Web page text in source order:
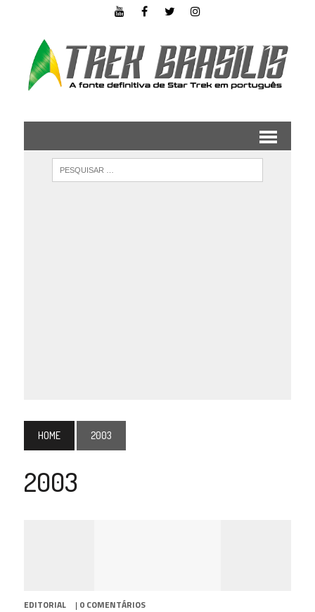
HOME 2003
2003
EDITORIAL | 0 COMENTÁRIOS